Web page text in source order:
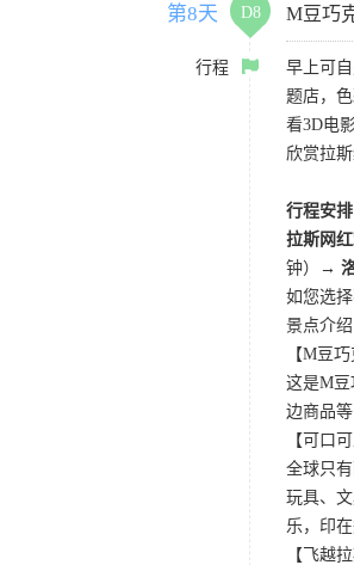
第8天 D8 M豆巧
行程
早上可
题店，
看3D电
欣赏拉
行程安排
拉斯网
钟）
→
如您选
景点介绍
【M豆
这是M豆
边商品
【可口
全球只
玩具、
乐，印
【飞越